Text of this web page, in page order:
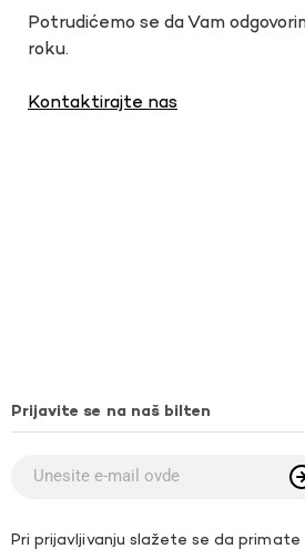
Potrudićemo se da Vam
roku.
Kontaktirajte nas
Prijavite se na naš bilten
Pri prijavljivanju slažete se da primate